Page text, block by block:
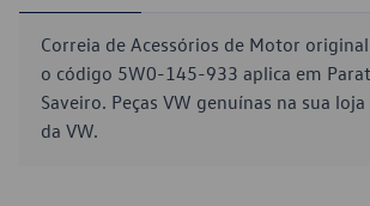
Correia de Acessórios de Motor
o código 5W0-145-933 aplica em
Saveiro. Peças VW genuínas na sua
da VW.